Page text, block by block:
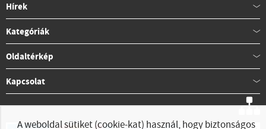
Hírek
Kategóriák
Oldaltérkép
Kapcsolat
A weboldal sütiket (cookie-kat) használ, hogy biztonságos